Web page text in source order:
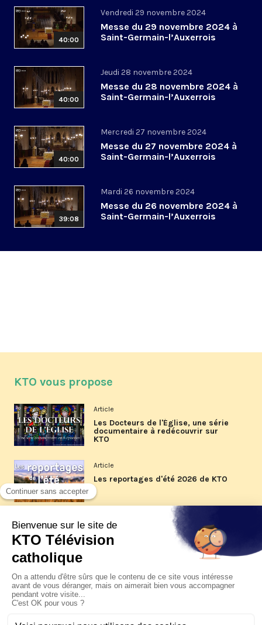
40:00
Vendredi 29 novembre 2024
Messe du 29 novembre 2024 à
Saint-Germain-l’Auxerrois
40:00
Jeudi 28 novembre 2024
Messe du 28 novembre 2024 à
Saint-Germain-l’Auxerrois
40:00
Mercredi 27 novembre 2024
Messe du 27 novembre 2024 à
Saint-Germain-l’Auxerrois
39:08
Mardi 26 novembre 2024
Messe du 26 novembre 2024 à
Saint-Germain-l’Auxerrois
KTO vous propose
Article
Les Docteurs de l'Église, une série
documentaire à redécouvrir sur
KTO
Article
Les reportages d'été 2026 de KTO
La visite pastorale du pape Léon
XIV à Assise à suivre sur KTO le
Article
Le pape en Uruguay, Argentine et